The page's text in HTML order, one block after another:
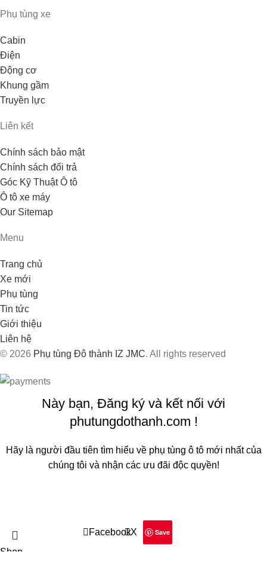
Phụ tùng xe
Cabin
Điện
Động cơ
Khung gầm
Truyền lực
Liên kết
Chính sách bảo mật
Chính sách đổi trả
Góc Kỹ Thuật Ô tô
Ô tô xe máy
Our Sitemap
Menu
Trang chủ
Xe mới
Phụ tùng
Tin tức
Giới thiệu
Liên hệ
© 2026 Phụ tùng Đô thành IZ JMC. All rights reserved
Này bạn, Đăng ký và kết nối với
phutungdothanh.com !
Hãy là người đầu tiên tìm hiểu về phụ tùng ô tô mới nhất của
chúng tôi và nhận các ưu đãi độc quyền!
FacebookX Save
Shop